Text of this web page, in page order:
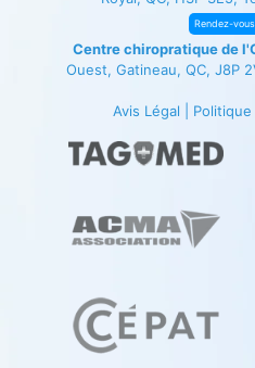
Rendez-
Centre chiropratique de
Ouest, Gatineau, QC, J8P
Avis Légal